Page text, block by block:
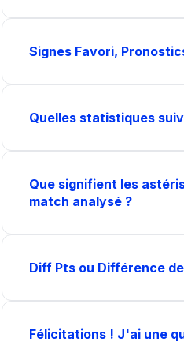
Signes Favori,
Quelles statistiques
Que signifient les
match analysé ?
Diff Pts ou Différence
Félicitations ! J'ai une